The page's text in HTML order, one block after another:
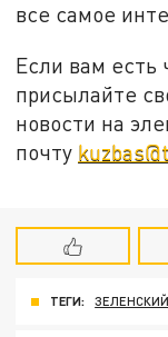
все самое
Если вам есть
присылайте
новости на
почту
ТЕГИ: ЗЕЛЕНСКИЙ